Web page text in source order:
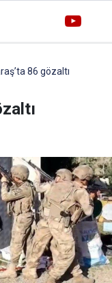
86 gözaltı